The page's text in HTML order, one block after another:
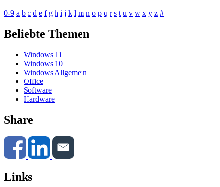
0-9 a b c d e f g h i j k l m n o p q r s t u v w x y z #
Beliebte Themen
Windows 11
Windows 10
Windows Allgemein
Office
Software
Hardware
Share
Links